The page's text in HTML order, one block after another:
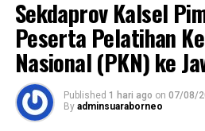
Sekdaprov Kalsel
Peserta Pelatihan
Nasional (PKN) ke
Published 1 hari ago on 07/08/
By adminsuaraborneo